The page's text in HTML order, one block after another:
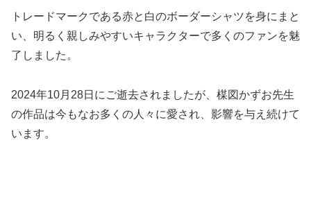
トレードマークである赤と白のボーダーシャツを身にまと
い、明るく親しみやすいキャラクターで多くのファンを魅
了しました。
2024年10月28日にご逝去されましたが、楳図かずお先生
の作品は今もなお多くの人々に愛され、影響を与え続けて
います。